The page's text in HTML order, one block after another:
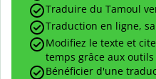
Traduire du Tamoul
Traduction en ligne,
Modifiez le texte et
temps grâce aux
Bénéficier d'une